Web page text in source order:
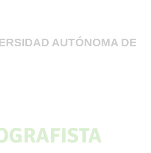
AUTÓNOMA DE